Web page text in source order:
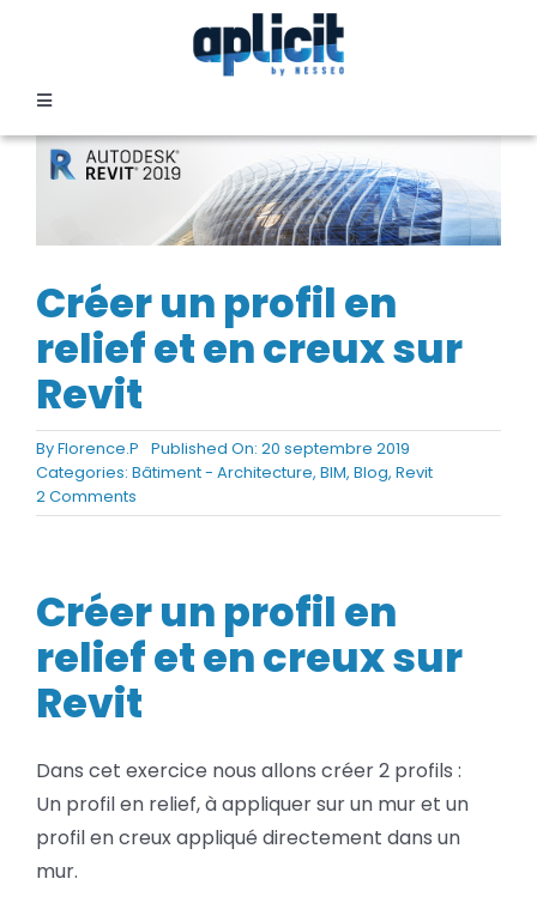
Toggle
Navigation
SECTEURS
FORMATION
SERVICES
TEMOIGNAGES
EVENEMENTS
Rechercher:
Créer un profil en
relief et en creux sur
Revit
ByFlorence.P Published On: 20 septembre 2019
Categories: Bâtiment - Architecture, BIM, Blog, Revit
2 Commentson
Créer
relief
et
en
creux
sur
Créer un profil en
relief et en creux sur
Revit
Dans cet exercice nous allons créer 2 profils :
Un profil en relief, à appliquer sur un mur et un
profil en creux appliqué directement dans un
mur.